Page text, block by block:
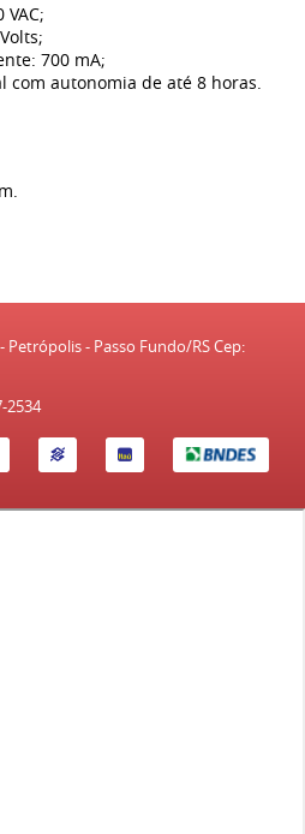
VAC;
700 mA;
com autonomia de até 8 horas.
Petrópolis - Passo Fundo/RS Cep:
2534